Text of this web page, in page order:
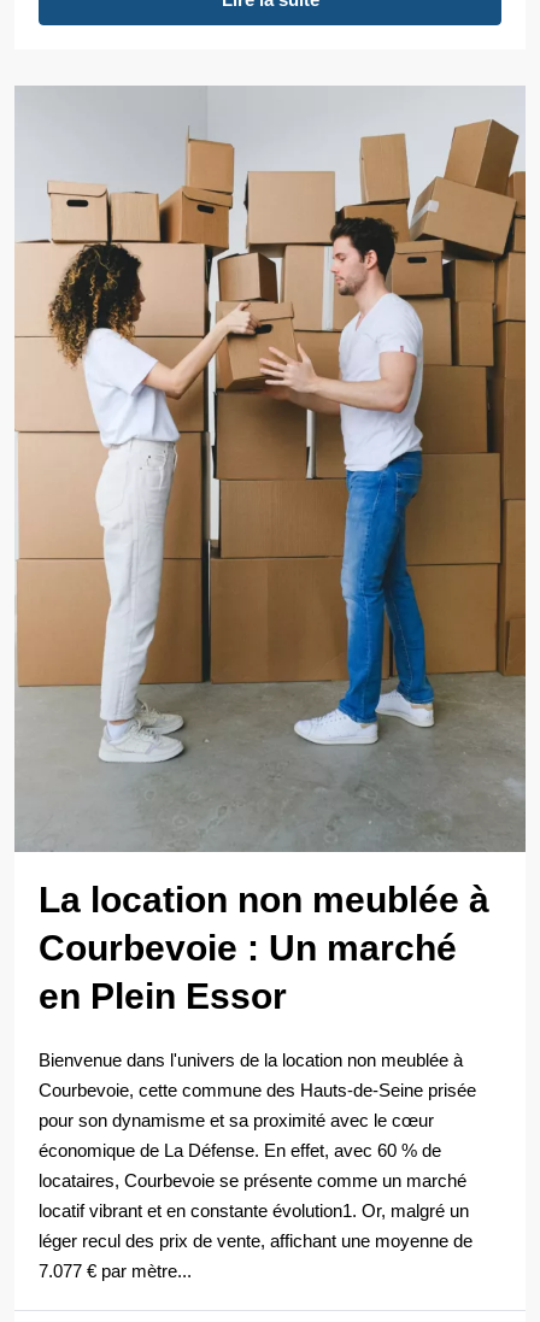
La location non meublée à
Courbevoie : Un marché
en Plein Essor
Bienvenue dans l'univers de la location non meublée à
Courbevoie, cette commune des Hauts-de-Seine prisée
pour son dynamisme et sa proximité avec le cœur
économique de La Défense. En effet, avec 60 % de
locataires, Courbevoie se présente comme un marché
locatif vibrant et en constante évolution​1​. Or, malgré un
léger recul des prix de vente, affichant une moyenne de
7.077 € par mètre...